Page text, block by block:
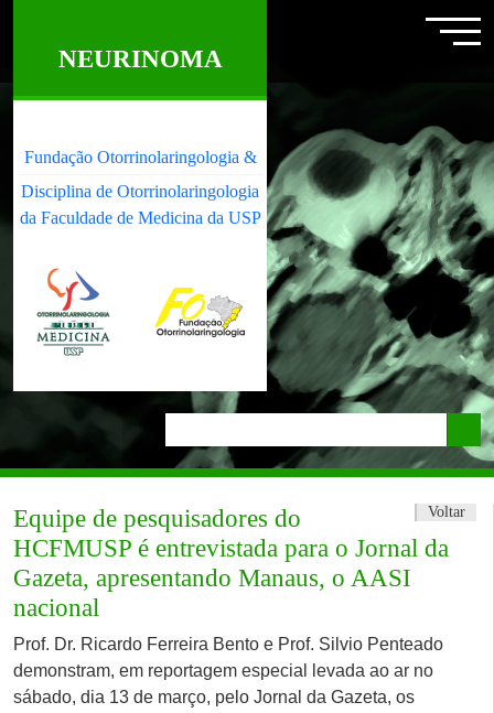
NEURINOMA
Fundação Otorrinolaringologia &
Disciplina de Otorrinolaringologia
da Faculdade de Medicina da USP
Voltar
Equipe de pesquisadores do
HCFMUSP é entrevistada para o Jornal da
Gazeta, apresentando Manaus, o AASI
nacional
Prof. Dr. Ricardo Ferreira Bento e Prof. Silvio Penteado
demonstram, em reportagem especial levada ao ar no
sábado, dia 13 de março, pelo Jornal da Gazeta, os